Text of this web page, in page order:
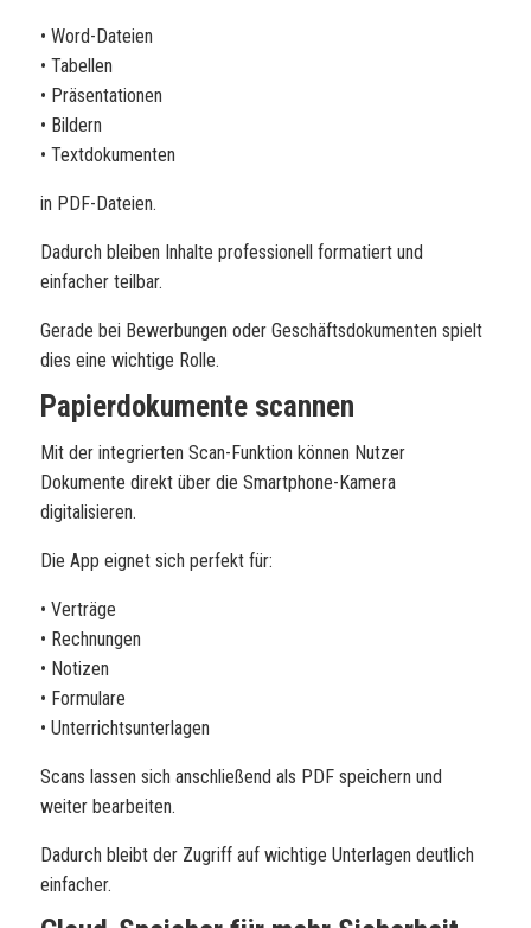
• Word-Dateien
• Tabellen
• Präsentationen
• Bildern
• Textdokumenten
in PDF-Dateien.
Dadurch bleiben Inhalte professionell formatiert und
einfacher teilbar.
Gerade bei Bewerbungen oder Geschäftsdokumenten spielt
dies eine wichtige Rolle.
Papierdokumente scannen
Mit der integrierten Scan-Funktion können Nutzer
Dokumente direkt über die Smartphone-Kamera
digitalisieren.
Die App eignet sich perfekt für:
• Verträge
• Rechnungen
• Notizen
• Formulare
• Unterrichtsunterlagen
Scans lassen sich anschließend als PDF speichern und
weiter bearbeiten.
Dadurch bleibt der Zugriff auf wichtige Unterlagen deutlich
einfacher.